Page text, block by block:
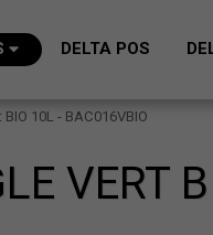
DELTA POS
10L - BAC016VBIO
VERT